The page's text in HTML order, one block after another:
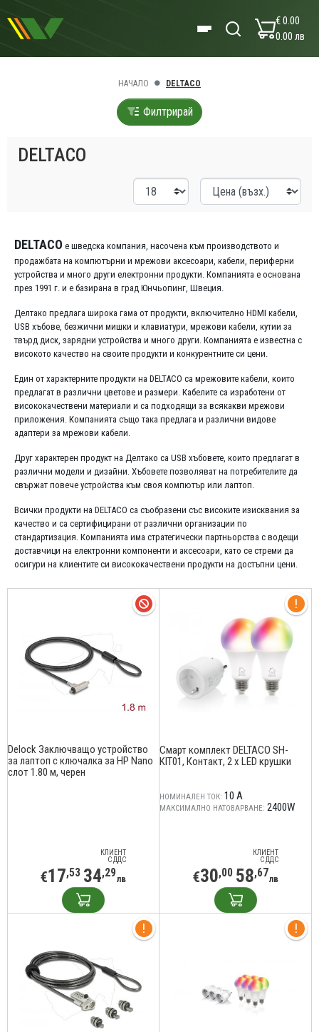
€ 0.00
0.00 лв
НАЧАЛО DELTACO
Филтрирай
DELTACO
DELTACO е шведска компания, насочена към производството и
продажбата на компютърни и мрежови аксесоари, кабели, периферни
устройства и много други електронни продукти. Компанията е основана
през 1991 г. и е базирана в град Юнчьопинг, Швеция.
Делтако предлага широка гама от продукти, включително HDMI кабели,
USB хъбове, безжични мишки и клавиатури, мрежови кабели, кутии за
твърд диск, зарядни устройства и много други. Компанията е известна с
високото качество на своите продукти и конкурентните си цени.
Един от характерните продукти на DELTACO са мрежовите кабели, които
предлагат в различни цветове и размери. Кабелите са изработени от
висококачествени материали и са подходящи за всякакви мрежови
приложения. Компанията също така предлага и различни видове
адаптери за мрежови кабели.
Друг характерен продукт на Делтако са USB хъбовете, които предлагат в
различни модели и дизайни. Хъбовете позволяват на потребителите да
свържат повече устройства към своя компютър или лаптоп.
Всички продукти на DELTACO са съобразени със високите изисквания за
качество и са сертифицирани от различни организации по
стандартизация. Компанията има стратегически партньорства с водещи
доставчици на електронни компоненти и аксесоари, като се стреми да
осигури на клиентите си висококачествени продукти на достъпни цени.
Delock Заключващо устройство
за лаптоп с ключалка за HP Nano
слот 1.80 м, черен
КЛИЕНТ
С ДДС
€17,53 34,29лв
Смарт комплект DELTACO SH-
KIT01, Контакт, 2 x LED крушки
НОМИНАЛЕН ТОК: 10 A
МАКСИМАЛНО НАТОВАРВАНЕ: 2400W
КЛИЕНТ
С ДДС
€30,00 58,67лв